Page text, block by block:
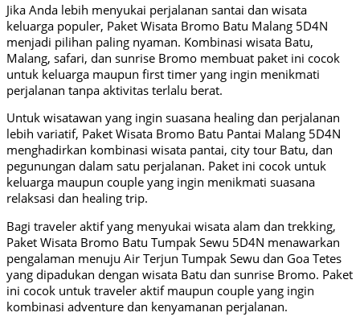
Jika Anda lebih menyukai perjalanan santai dan wisata
keluarga populer, Paket Wisata Bromo Batu Malang 5D4N
menjadi pilihan paling nyaman. Kombinasi wisata Batu,
Malang, safari, dan sunrise Bromo membuat paket ini cocok
untuk keluarga maupun first timer yang ingin menikmati
perjalanan tanpa aktivitas terlalu berat.
Untuk wisatawan yang ingin suasana healing dan perjalanan
lebih variatif, Paket Wisata Bromo Batu Pantai Malang 5D4N
menghadirkan kombinasi wisata pantai, city tour Batu, dan
pegunungan dalam satu perjalanan. Paket ini cocok untuk
keluarga maupun couple yang ingin menikmati suasana
relaksasi dan healing trip.
Bagi traveler aktif yang menyukai wisata alam dan trekking,
Paket Wisata Bromo Batu Tumpak Sewu 5D4N menawarkan
pengalaman menuju Air Terjun Tumpak Sewu dan Goa Tetes
yang dipadukan dengan wisata Batu dan sunrise Bromo. Paket
ini cocok untuk traveler aktif maupun couple yang ingin
kombinasi adventure dan kenyamanan perjalanan.